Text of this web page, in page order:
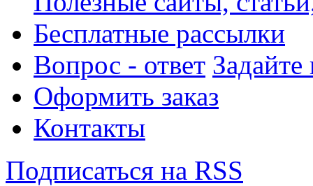
Бесплатные рассылки
Вопрос - ответ
Оформить заказ
Контакты
Подписаться на RSS